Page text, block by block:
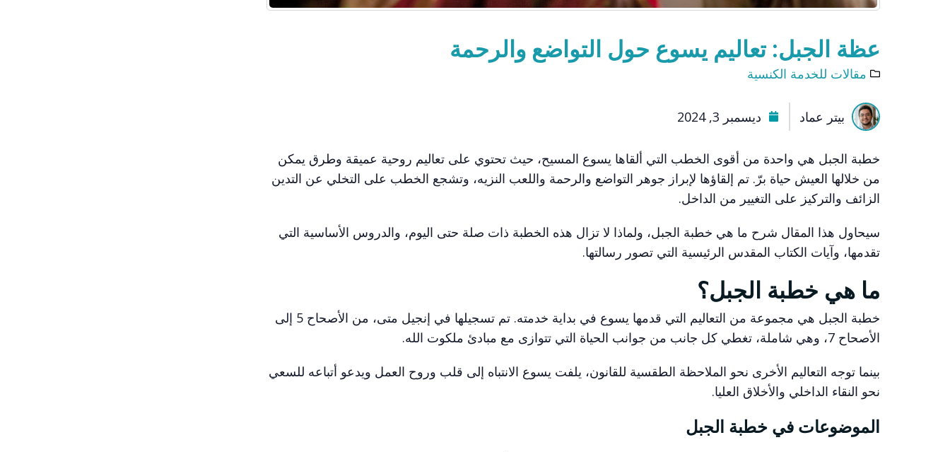
عظة الجبل: تعاليم يسوع حول التواضع والرحمة
مقالات للخدمة الكنسية
بيتر عماد ديسمبر 3, 2024
خطبة الجبل هي واحدة من أقوى الخطب التي ألقاها يسوع المسيح، حيث تحتوي على تعاليم روحية عميقة وطرق يمكن
من خلالها العيش حياة برّ. تم إلقاؤها لإبراز جوهر التواضع والرحمة واللعب النزيه، وتشجع الخطب على التخلي عن التدين
الزائف والتركيز على التغيير من الداخل.
سيحاول هذا المقال شرح ما هي خطبة الجبل، ولماذا لا تزال هذه الخطبة ذات صلة حتى اليوم، والدروس الأساسية التي
تقدمها، وآيات الكتاب المقدس الرئيسية التي تصور رسالتها.
ما هي خطبة الجبل؟
خطبة الجبل هي مجموعة من التعاليم التي قدمها يسوع في بداية خدمته. تم تسجيلها في إنجيل متى، من الأصحاح 5 إلى
الأصحاح 7، وهي شاملة، تغطي كل جانب من جوانب الحياة التي تتوازى مع مبادئ ملكوت الله.
بينما توجه التعاليم الأخرى نحو الملاحظة الطقسية للقانون، يلفت يسوع الانتباه إلى قلب وروح العمل ويدعو أتباعه للسعي
نحو النقاء الداخلي والأخلاق العليا.
الموضوعات في خطبة الجبل